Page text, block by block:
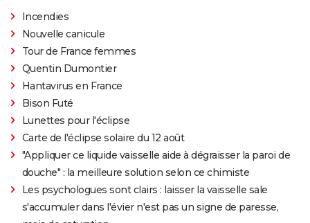
Incendies
Nouvelle canicule
Tour de France femmes
Quentin Dumontier
Hantavirus en France
Bison Futé
Lunettes pour l'éclipse
Carte de l'éclipse solaire du 12 août
"Appliquer ce liquide vaisselle aide à dégraisser la paroi de
douche" : la meilleure solution selon ce chimiste
Les psychologues sont clairs : laisser la vaisselle sale
s'accumuler dans l'évier n'est pas un signe de paresse,